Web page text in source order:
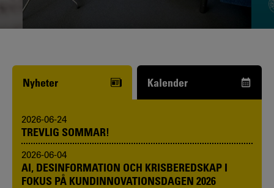
Vår årsrapport ger dig en inblick i vår
Nyheter Kalender
2026-06-24
TREVLIG SOMMAR!
2026-06-04
AI, DESINFORMATION OCH KRISBEREDSKAP I
FOKUS PÅ KUNDINNOVATIONSDAGEN 2026